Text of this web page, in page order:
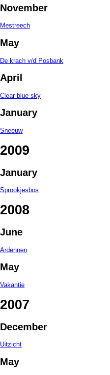
November
Mestreech
May
De krach v/d Posbank
April
Clear blue sky
January
Sneeuw
2009
January
Sprookjesbos
2008
June
Ardennen
May
Vakantie
2007
December
Uitzicht
May